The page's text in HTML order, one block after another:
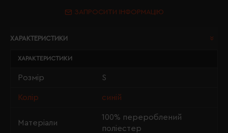
ЗАПРОСИТИ ІНФОРМАЦІЮ
ХАРАКТЕРИСТИКИ
ХАРАКТЕРИСТИКИ
Розмір S
Колір синій
Матеріали
100% перероблений
поліестер